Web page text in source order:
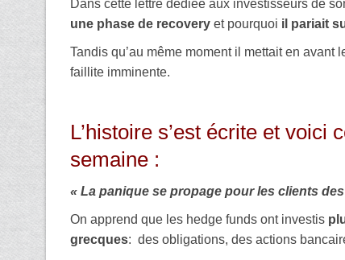
Dans cette lettre dédiée aux investisseurs de
une phase de recovery et pourquoi il pariait
Tandis qu’au même moment il mettait en
faillite imminente.
L’histoire s’est écrite et
semaine :
« La panique se propage pour les clients
On apprend que les hedge funds ont investis
grecques: des obligations, des actions